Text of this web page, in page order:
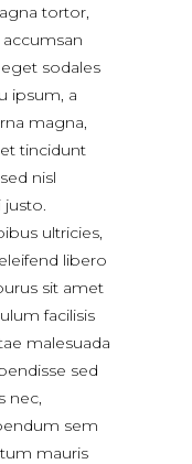
tortor,
sodales
ipsum, a
magna,
tincidunt
nisl
ultricies,
libero
sit amet
facilisis
malesuada
sed
nec,
sem
mauris